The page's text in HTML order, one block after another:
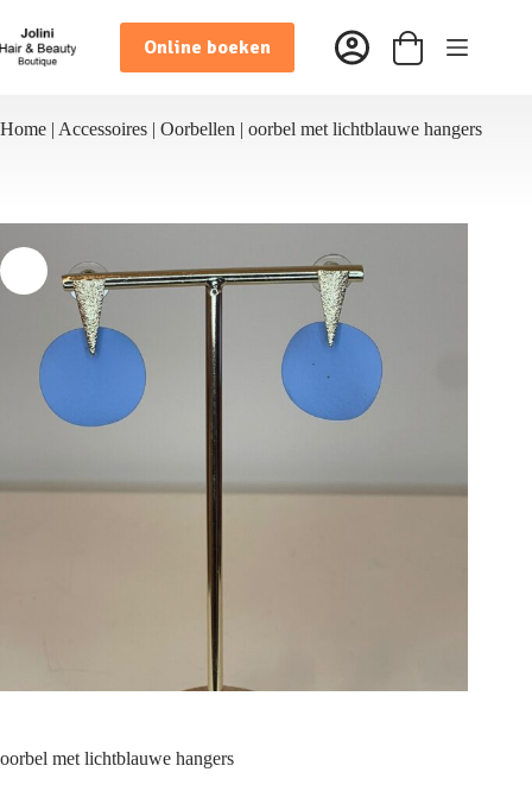
naar
de
inhoud
Online boeken Winkelwagen
Home | Accessoires | Oorbellen | oorbel met lichtblauwe hangers
oorbel met lichtblauwe hangers